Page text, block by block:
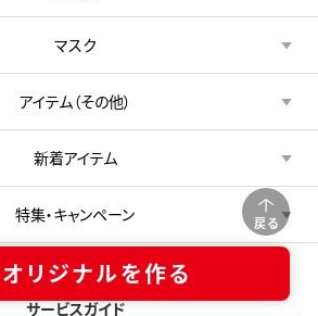
戻る
オリジナルを作る
マスク
アイテム（その他）
新着アイテム
特集・キャンペーン
サービスガイド